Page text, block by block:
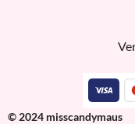
© 2024 misscandymaus